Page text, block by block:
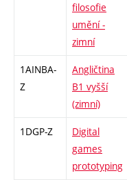
filosofie
umění -
zimní
1AINBA-
Z
Angličtina
B1 vyšší
(zimní)
1DGP-Z
Digital
games
prototyping